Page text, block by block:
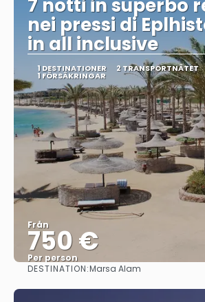
7 notti in superbo
nei pressi di
in all inclusive
1 DESTINATIONER 2 TRANSPORTNÄTET
1 FÖRSÄKRINGAR
Från
750 €
Per person
DESTINATION:Marsa Alam